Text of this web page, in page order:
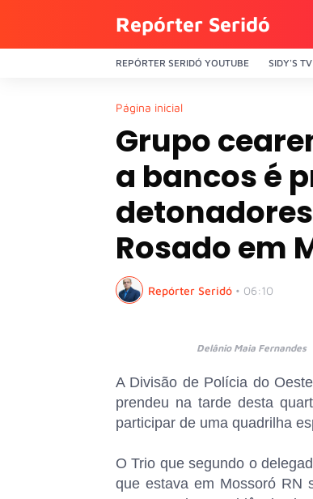
Repórter Seridó
REPÓRTER SERIDÓ YOUTUBE SIDY'S
Página inicial
Grupo
a bancos é
Rosado em
Repórter Seridó • 06:10
Delânio Maia
A Divisão de Polícia do
prendeu na tarde desta
participar de uma quadrilha
O Trio que segundo o
que estava em Mossoró RN